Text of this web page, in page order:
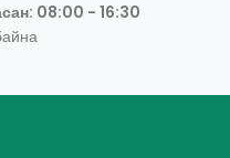
08:00 - 16:30